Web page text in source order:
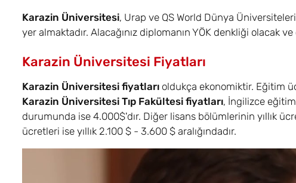
Karazin Üniversitesi, Urap ve QS World Dünya
yer almaktadır. Alacağınız diplomanın YÖK denkliği olacak
Karazin Üniversitesi Fiyatları
Karazin Üniversitesi fiyatları oldukça ekonomiktir. Eğitim
Karazin Üniversitesi Tıp Fakültesi fiyatları, İngilizce
durumunda ise 4.000$'dır. Diğer lisans bölümlerinin yıllık
ücretleri ise yıllık 2.100 $ - 3.600 $ aralığındadır.